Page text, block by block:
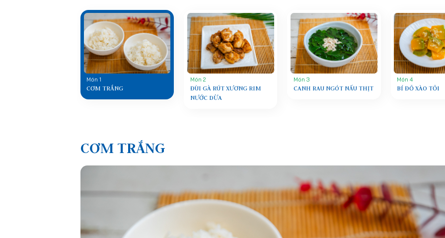
Món 1
CƠM TRẮNG
Món 2
ĐÙI GÀ RÚT XƯƠNG RIM
NƯỚC DỪA
Món 3
CANH RAU NGÓT NẤU THỊT
Món 4
BÍ ĐỎ XÀO TỎI
CƠM TRẮNG